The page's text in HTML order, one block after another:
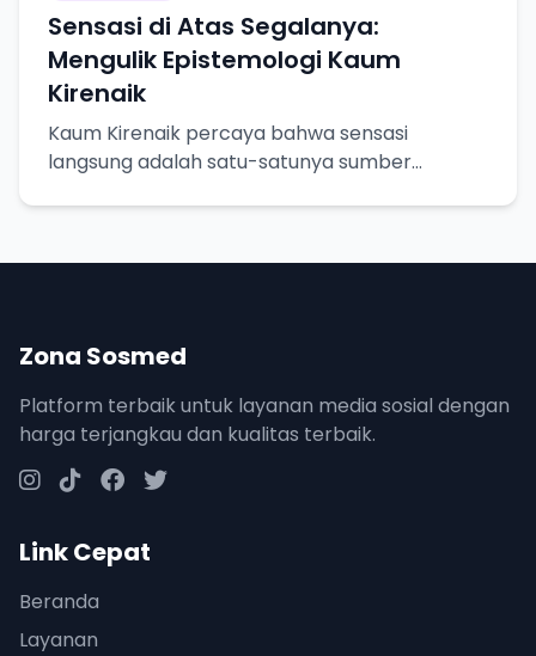
Sensasi di Atas Segalanya:
Mengulik Epistemologi Kaum
Kirenaik
Kaum Kirenaik percaya bahwa sensasi
langsung adalah satu-satunya sumber
Zona Sosmed
Platform terbaik untuk layanan media sosial dengan
harga terjangkau dan kualitas terbaik.
Link Cepat
Beranda
Layanan